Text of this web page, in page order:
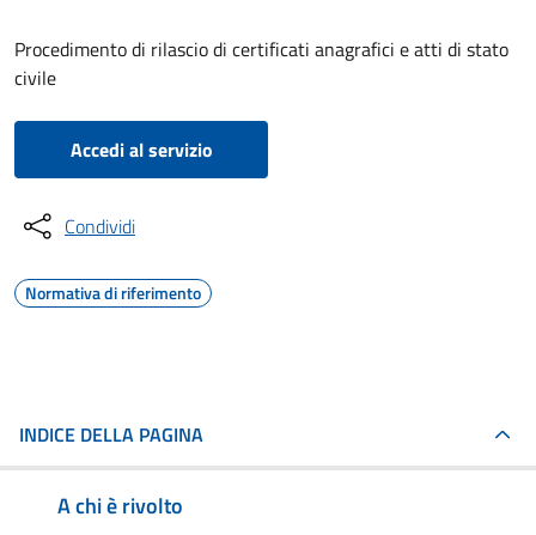
Procedimento di rilascio di certificati anagrafici e atti di stato
civile
Accedi al servizio
Condividi
Normativa di riferimento
INDICE DELLA PAGINA
A chi è rivolto